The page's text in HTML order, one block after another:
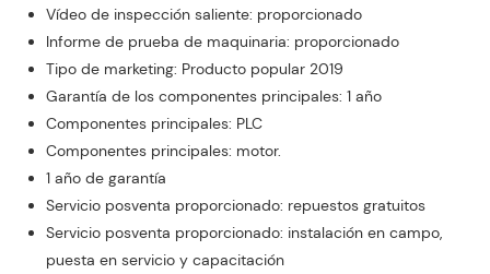
Vídeo de inspección saliente: proporcionado
Informe de prueba de maquinaria: proporcionado
Tipo de marketing: Producto popular 2019
Garantía de los componentes principales: 1 año
Componentes principales: PLC
Componentes principales: motor.
1 año de garantía
Servicio posventa proporcionado: repuestos gratuitos
Servicio posventa proporcionado: instalación en campo,
puesta en servicio y capacitación